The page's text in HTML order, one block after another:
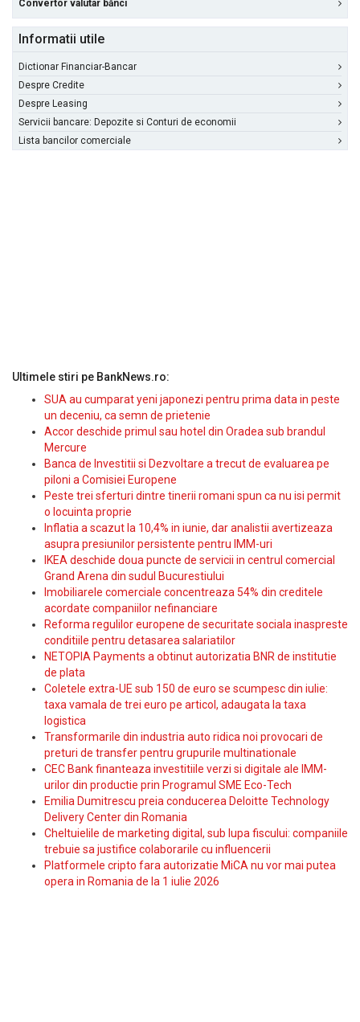
Convertor valutar bănci
Informatii utile
Dictionar Financiar-Bancar
Despre Credite
Despre Leasing
Servicii bancare: Depozite si Conturi de economii
Lista bancilor comerciale
Ultimele stiri pe BankNews.ro:
SUA au cumparat yeni japonezi pentru prima data in peste
un deceniu, ca semn de prietenie
Accor deschide primul sau hotel din Oradea sub brandul
Mercure
Banca de Investitii si Dezvoltare a trecut de evaluarea pe
piloni a Comisiei Europene
Peste trei sferturi dintre tinerii romani spun ca nu isi permit
o locuinta proprie
Inflatia a scazut la 10,4% in iunie, dar analistii avertizeaza
asupra presiunilor persistente pentru IMM-uri
IKEA deschide doua puncte de servicii in centrul comercial
Grand Arena din sudul Bucurestiului
Imobiliarele comerciale concentreaza 54% din creditele
acordate companiilor nefinanciare
Reforma regulilor europene de securitate sociala inaspreste
conditiile pentru detasarea salariatilor
NETOPIA Payments a obtinut autorizatia BNR de institutie
de plata
Coletele extra-UE sub 150 de euro se scumpesc din iulie:
taxa vamala de trei euro pe articol, adaugata la taxa
logistica
Transformarile din industria auto ridica noi provocari de
preturi de transfer pentru grupurile multinationale
CEC Bank finanteaza investitiile verzi si digitale ale IMM-
urilor din productie prin Programul SME Eco-Tech
Emilia Dumitrescu preia conducerea Deloitte Technology
Delivery Center din Romania
Cheltuielile de marketing digital, sub lupa fiscului: companiile
trebuie sa justifice colaborarile cu influencerii
Platformele cripto fara autorizatie MiCA nu vor mai putea
opera in Romania de la 1 iulie 2026